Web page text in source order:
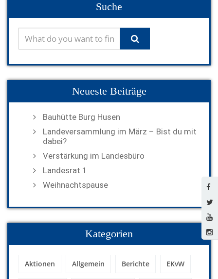
Suche
Neueste Beiträge
Bauhütte Burg Husen
Landeversammlung im März – Bist du mit
dabei?
Verstärkung im Landesbüro
Landesrat 1
Weihnachtspause
Kategorien
Aktionen Allgemein Berichte EKvW